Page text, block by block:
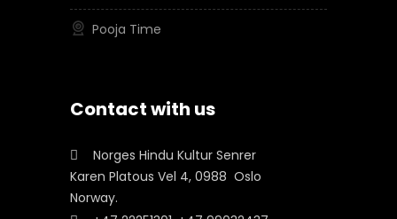
Pooja Time
Contact with us
Norges Hindu Kultur Senrer
Karen Platous Vel 4, 0988 Oslo
Norway.